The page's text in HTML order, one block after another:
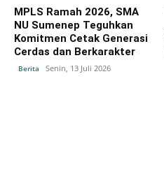
MPLS Ramah 2026, SMA
NU Sumenep Teguhkan
Komitmen Cetak Generasi
Cerdas dan Berkarakter
Berita Senin, 13 Juli 2026